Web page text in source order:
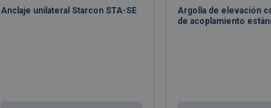
Anclaje unilateral Starcon STA-SE
Argolla de elevación
de acoplamiento